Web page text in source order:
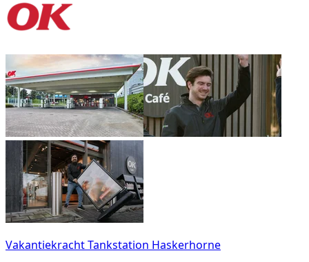
Vakantiekracht Tankstation Haskerhorne